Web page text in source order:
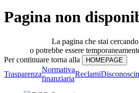
Pagina non
La pagina che stai
o potrebbe essere
Per continuare torna alla
Trasparenza
Normativa
finanziaria
Reclami